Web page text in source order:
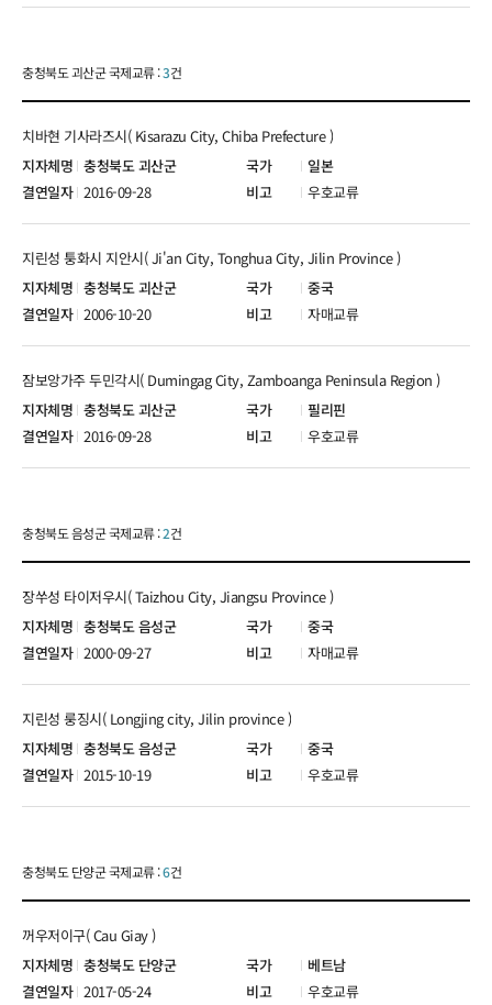
충청북도 괴산군 국제교류 :3건
충청북도 괴산군 일본
치바현 기사라즈시( Kisarazu City, Chiba Prefecture )
2016-09-28 우호교류
충청북도 괴산군 중국
지린성 퉁화시 지안시( Ji'an City, Tonghua City, Jilin Province )
2006-10-20 자매교류
충청북도 괴산군 필리핀
잠보앙가주 두민각시( Dumingag City, Zamboanga Peninsula Region )
2016-09-28 우호교류
충청북도 음성군 국제교류 :2건
충청북도 음성군 중국
장쑤성 타이저우시( Taizhou City, Jiangsu Province )
2000-09-27 자매교류
충청북도 음성군 중국
지린성 룽징시( Longjing city, Jilin province )
2015-10-19 우호교류
충청북도 단양군 국제교류 :6건
충청북도 단양군 베트남
꺼우저이구( Cau Giay )
2017-05-24 우호교류